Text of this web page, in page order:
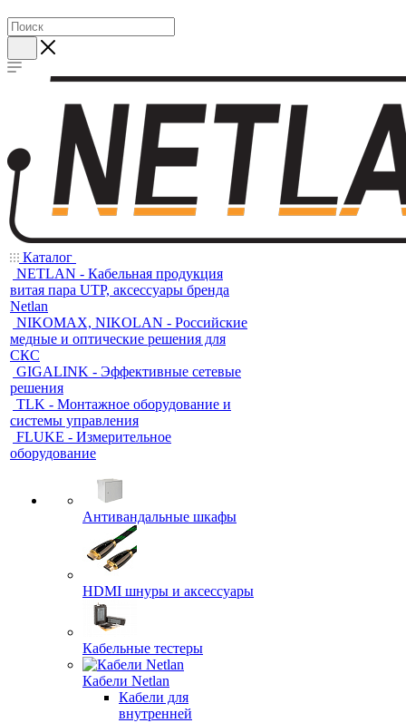
Каталог
NETLAN - Кабельная продукция
витая пара UTP, аксессуары бренда
Netlan
NIKOMAX, NIKOLAN - Российские
медные и оптические решения для
СКС
GIGALINK - Эффективные сетевые
решения
TLK - Монтажное оборудование и
системы управления
FLUKE - Измерительное
оборудование
Антивандальные шкафы
HDMI шнуры и аксессуары
Кабельные тестеры
Кабели Netlan
Кабели для
внутренней